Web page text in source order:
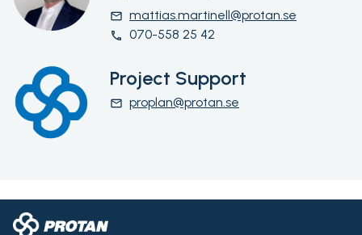
email mattias.martinell@protan.se
phone 070-558 25 42
Project Support
email proplan@protan.se